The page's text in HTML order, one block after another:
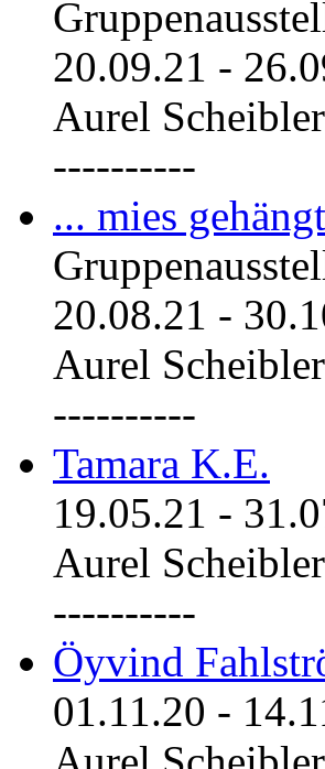
20.09.21 -
Aurel
----------
... mies gehängt
20.08.21 -
Aurel
----------
Tamara K.E.
19.05.21 -
Aurel
----------
Öyvind
01.11.20 -